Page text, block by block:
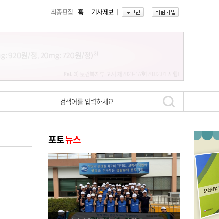
홈 기사제보
최종편집